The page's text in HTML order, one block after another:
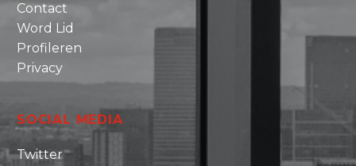
Contact
Word Lid
Profileren
Privacy
SOCIAL MEDIA
Twitter